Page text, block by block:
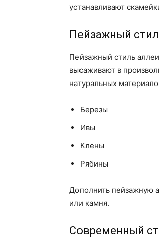
устанавливают
Пейзажный
Пейзажный стиль
высаживают в
натуральных
Березы
Ивы
Клены
Рябины
Дополнить пейзажную
или камня.
Современный